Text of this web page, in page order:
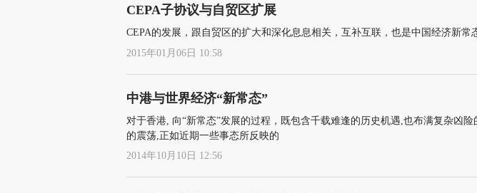
CEPA子协议与自贸区扩展
CEPA的发展，跟自贸区的扩大和深化息息相关，互补互联，也是中国经济新常
2015年01月06日 10:58
中港与世界经济“新常态”
对于香港, 向“新常态”发展的过程，既包含千载难逢的历史机遇,也布满复杂凶
的震荡,正如近期一些事态所反映的
2014年10月10日 12:56